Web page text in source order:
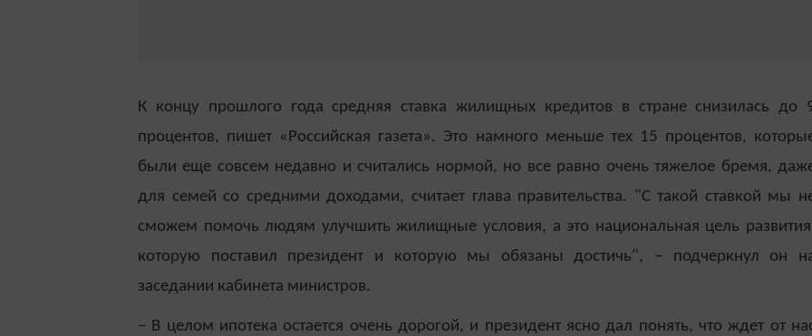
К концу прошлого года средняя ставка жилищных кредитов в стране снизилась до
процентов, пишет «Российская газета». Это намного меньше тех 15 процентов,
были еще совсем недавно и считались нормой, но все равно очень тяжелое бремя,
для семей со средними доходами, считает глава правительства. "С такой ставкой мы
сможем помочь людям улучшить жилищные условия, а это национальная цель
которую поставил президент и которую мы обязаны достичь", – подчеркнул он
заседании кабинета министров.
– В целом ипотека остается очень дорогой, и президент ясно дал понять, что ждет от